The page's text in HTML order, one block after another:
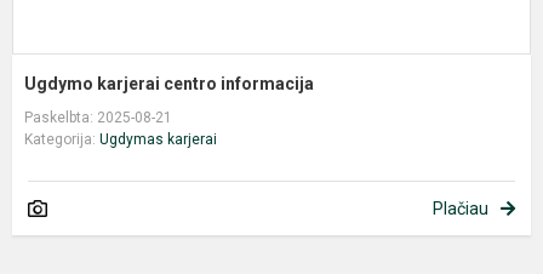
Ugdymo karjerai centro informacija
Paskelbta: 2025-08-21
Kategorija: Ugdymas karjerai
Plačiau